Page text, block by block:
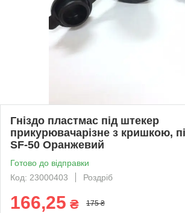
Гніздо пластмас під штекер
прикурювачарізне з кришкою,
SF-50 Оранжевий
Готово до відправки
Код: 23000403
Роздріб
166,25 ₴ 175 ₴